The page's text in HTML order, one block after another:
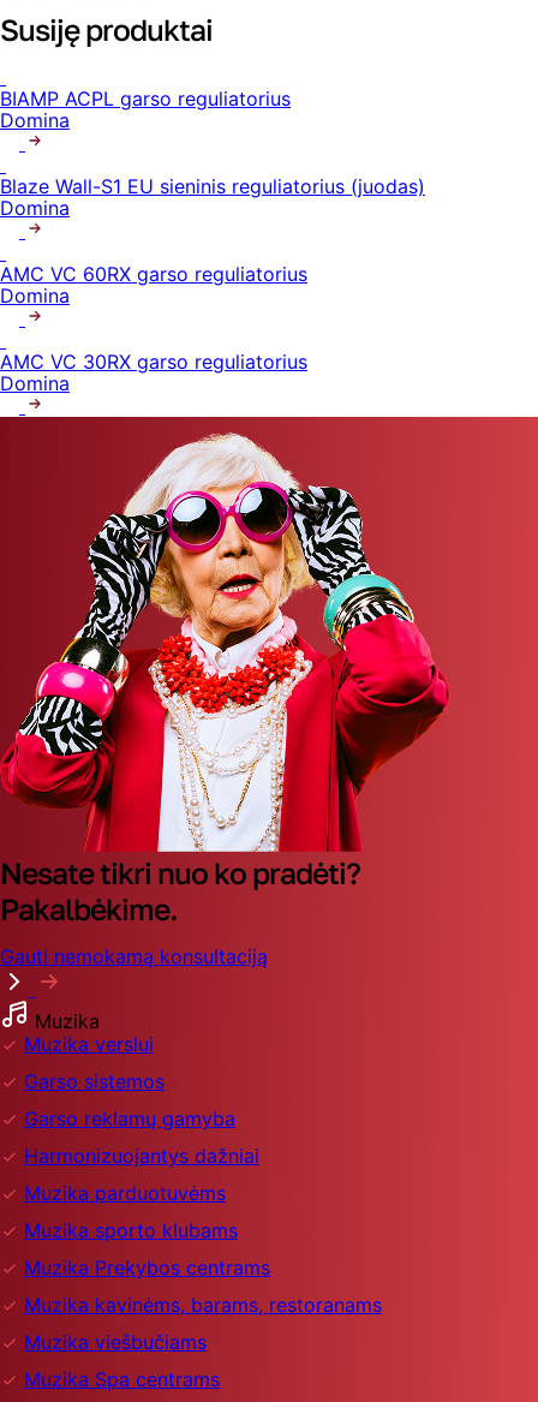
Susiję produktai
BIAMP ACPL garso reguliatorius
Domina
Blaze Wall-S1 EU sieninis reguliatorius (juodas)
Domina
AMC VC 60RX garso reguliatorius
Domina
AMC VC 30RX garso reguliatorius
Domina
Nesate tikri nuo ko pradėti?
Pakalbėkime.
Gauti nemokamą konsultaciją
Muzika
Muzika verslui
Garso sistemos
Garso reklamų gamyba
Harmonizuojantys dažniai
Muzika parduotuvėms
Muzika sporto klubams
Muzika Prekybos centrams
Muzika kavinėms, barams, restoranams
Muzika viešbučiams
Muzika Spa centrams